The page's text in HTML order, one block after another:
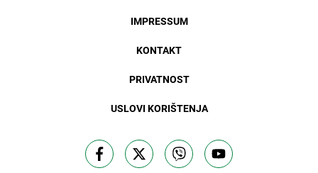
IMPRESSUM
KONTAKT
PRIVATNOST
USLOVI KORIŠTENJA